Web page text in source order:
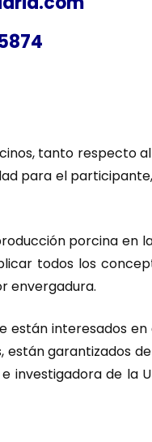
tanto respecto
para el
porcina en
todos los
envergadura.
están interesados
garantizados
de la